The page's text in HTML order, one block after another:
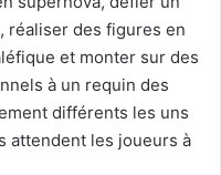
réaliser des figures en
et monter sur des
à un requin des
différents les uns
attendent les joueurs à